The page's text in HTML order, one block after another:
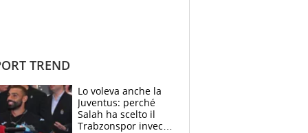
TREND
Lo voleva anche la
Juventus: perché
Salah ha scelto il
Trabzonspor invece